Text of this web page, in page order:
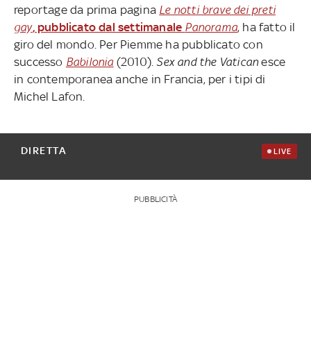
reportage da prima pagina Le notti brave dei preti
gay, pubblicato dal settimanale Panorama, ha fatto il
giro del mondo. Per Piemme ha pubblicato con
successo Babilonia(2010).Sex and the Vaticanesce
in contemporanea anche in Francia, per i tipi di
Michel Lafon.
DIRETTA LIVE
PUBBLICITÀ